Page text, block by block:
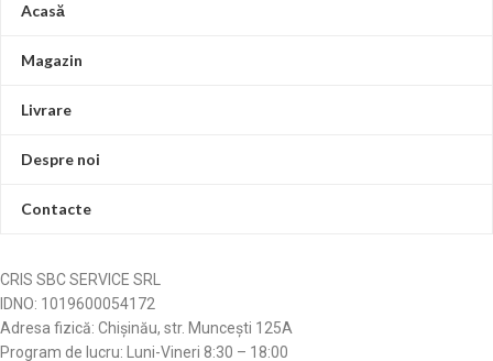
Acasă
Magazin
Livrare
Despre noi
Contacte
CRIS SBC SERVICE SRL
IDNO: 1019600054172
Adresa fizică: Chișinău, str. Muncești 125A
Program de lucru: Luni-Vineri 8:30 – 18:00